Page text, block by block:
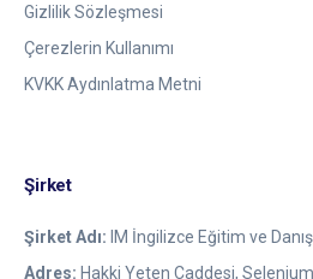
Gizlilik Sözleşmesi
Çerezlerin Kullanımı
KVKK Aydınlatma Metni
Şirket
Şirket Adı: IM İngilizce Eğitim ve
Adres: Hakki Yeten Caddesi,